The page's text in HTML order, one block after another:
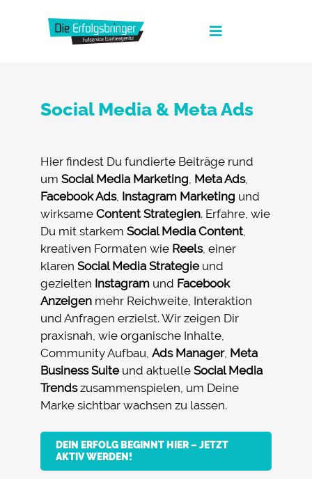
Toggle
Leistungen
Kontakt
Suche
nach:
Fullservice Marketing in Deiner Sprache
Social Media & Meta Ads
Hier findest Du fundierte Beiträge rund
umSocial Media Marketing, Meta Ads,
Facebook Ads, Instagram Marketing und
wirksameContent Strategien. Erfahre, wie
Du mit starkemSocial Media Content,
kreativen Formaten wie Reels, einer
klarenSocial Media Strategieund
gezielten Instagram und Facebook
Anzeigen mehr Reichweite, Interaktion
und Anfragen erzielst. Wir zeigen Dir
praxisnah, wie organische Inhalte,
Community Aufbau,Ads Manager, Meta
Business Suiteund aktuelleSocial Media
Trendszusammenspielen, um Deine
Marke sichtbar wachsen zu lassen.
DEIN ERFOLG BEGINNT HIER – JETZT
AKTIV WERDEN!